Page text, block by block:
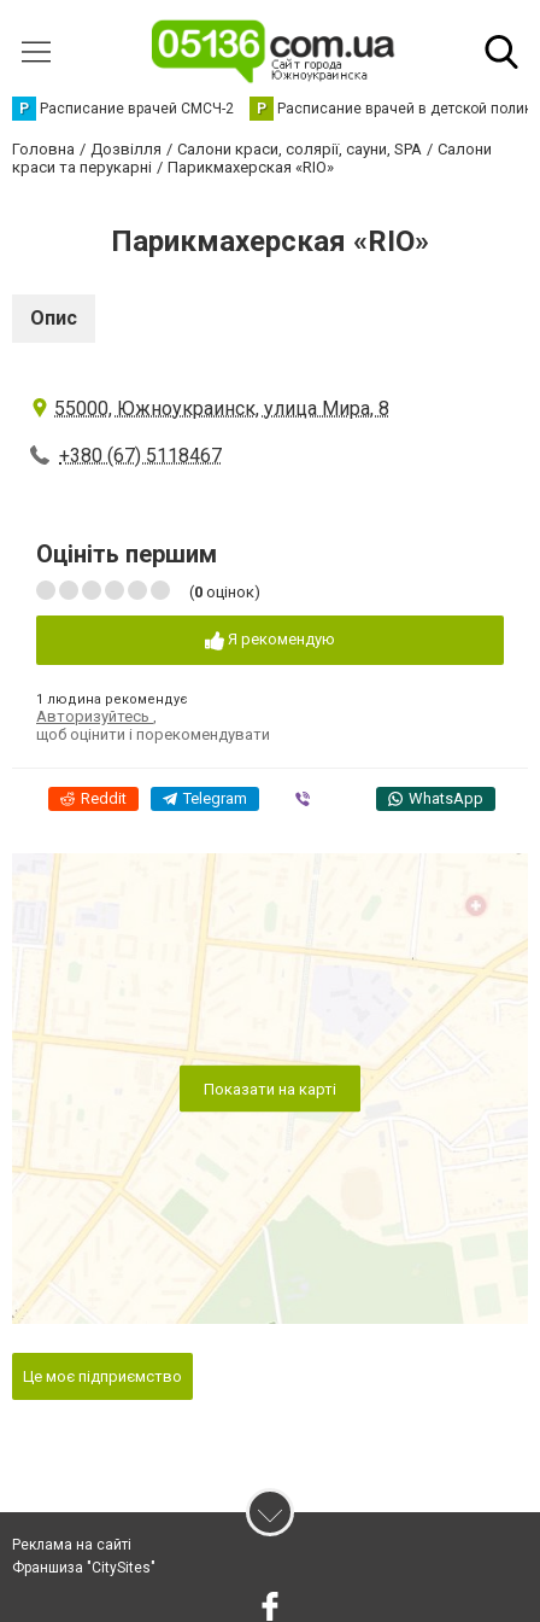
Р Расписание врачей СМСЧ-2 Р Расписание врачей в детской
Головна Дозвілля Салони краси, солярії, сауни, SPA
Салони
краси та перукарні
Парикмахерская «RIO»
Парикмахерская «RIO»
Опис
55000, Южноукраинск, улица Мира, 8
+380 (67) 5118467
Оцініть першим
(0 оцінок)
Я рекомендую
1 людина рекомендує
Авторизуйтесь
щоб оцінити і порекомендувати
Reddit Telegram WhatsApp
Показати на карті
Це моє підприємство
Реклама на сайті
Франшиза "CitySites"